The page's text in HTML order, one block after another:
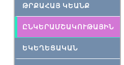
ԹՐՔԱՀԱՅ ԿԵԱՆՔ
ԸՆԿԵՐԱՄՇԱԿՈՒԹԱՅԻՆ
ԵԿԵՂԵՑԱԿԱՆ